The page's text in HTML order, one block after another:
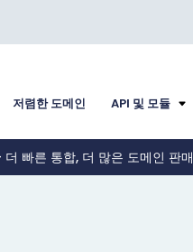
저렴한 도메인 API 및 모듈
빠른 통합, 더 많은 도메인 판매